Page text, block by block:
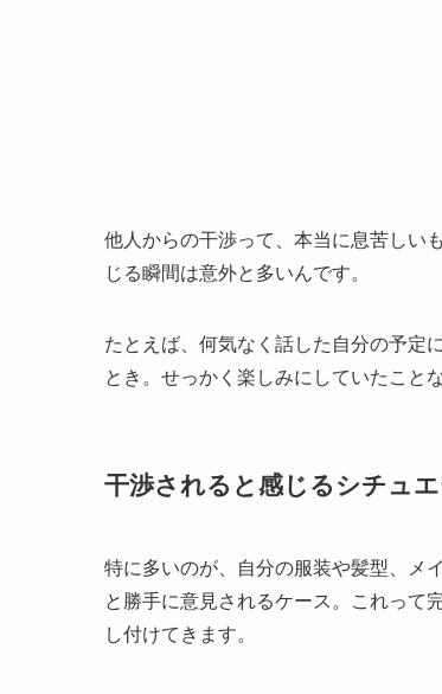
他人からの干渉って、本当に息苦しい
じる瞬間は意外と多いんです。
たとえば、何気なく話した自分の予定
とき。せっかく楽しみにしていたこと
干渉されると感じるシチュ
特に多いのが、自分の服装や髪型、メ
と勝手に意見されるケース。これって
し付けてきます。